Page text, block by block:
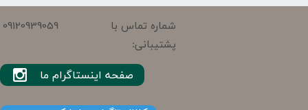
شماره تماس با
پشتیبانی:
09120939059
صفحه اینستاگرام ما